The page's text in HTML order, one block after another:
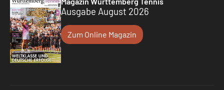
Ausgabe August 2026
Zum Online Magazin